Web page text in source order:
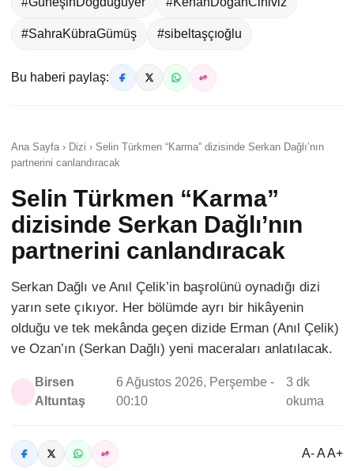
#SahraKübraGümüş #sibeltaşçıoğlu
Bu haberi paylaş:
Ana Sayfa › Dizi › Selin Türkmen “Karma” dizisinde Serkan Dağlı’nın
partnerini canlandıracak
Selin Türkmen “Karma”
dizisinde Serkan Dağlı’nın
partnerini canlandıracak
Serkan Dağlı ve Anıl Çelik’in başrolünü oynadığı dizi
yarın sete çıkıyor. Her bölümde ayrı bir hikâyenin
olduğu ve tek mekânda geçen dizide Erman (Anıl Çelik)
ve Ozan’ın (Serkan Dağlı) yeni maceraları anlatılacak.
Birsen
Altuntaş
6 Ağustos 2026, Perşembe -
00:10
3 dk
okuma
A- A A+